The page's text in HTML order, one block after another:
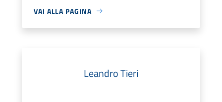
VAI ALLA PAGINA
Leandro Tieri